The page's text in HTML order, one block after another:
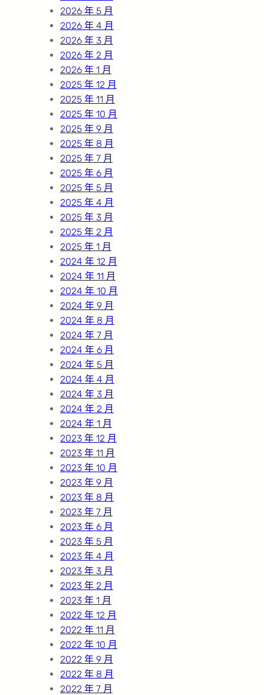
2026 年 5 月
2026 年 4 月
2026 年 3 月
2026 年 2 月
2026 年 1 月
2025 年 12 月
2025 年 11 月
2025 年 10 月
2025 年 9 月
2025 年 8 月
2025 年 7 月
2025 年 6 月
2025 年 5 月
2025 年 4 月
2025 年 3 月
2025 年 2 月
2025 年 1 月
2024 年 12 月
2024 年 11 月
2024 年 10 月
2024 年 9 月
2024 年 8 月
2024 年 7 月
2024 年 6 月
2024 年 5 月
2024 年 4 月
2024 年 3 月
2024 年 2 月
2024 年 1 月
2023 年 12 月
2023 年 11 月
2023 年 10 月
2023 年 9 月
2023 年 8 月
2023 年 7 月
2023 年 6 月
2023 年 5 月
2023 年 4 月
2023 年 3 月
2023 年 2 月
2023 年 1 月
2022 年 12 月
2022 年 11 月
2022 年 10 月
2022 年 9 月
2022 年 8 月
2022 年 7 月